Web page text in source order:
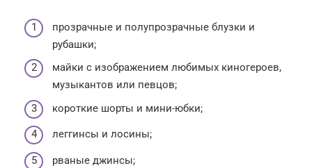
прозрачные и полупрозрачные блузки и
рубашки;
майки с изображением любимых киногероев,
музыкантов или певцов;
короткие шорты и мини-юбки;
леггинсы и лосины;
рваные джинсы;